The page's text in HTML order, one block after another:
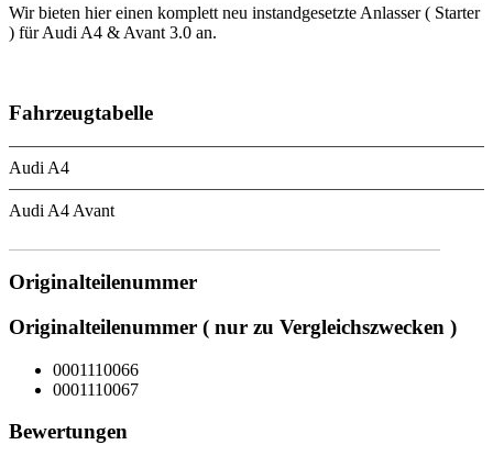
Wir bieten hier einen komplett neu instandgesetzte Anlasser ( Starter
) für Audi A4 & Avant 3.0 an.
Fahrzeugtabelle
Audi A4
Audi A4 Avant
Originalteilenummer
Originalteilenummer ( nur zu Vergleichszwecken )
0001110066
0001110067
Bewertungen